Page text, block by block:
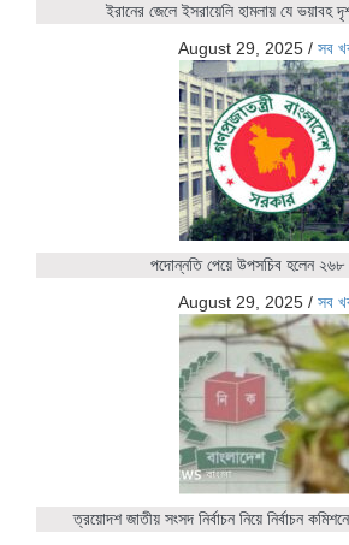
ইরানের জেলে ইসরায়েলি হামলায় যে ভয়াবহ
August 29, 2025 / সব
পদোন্নতি পেয়ে উপসচিব হলেন ২৬৮
August 29, 2025 / সব
ত্রয়োদশ জাতীয় সংসদ নির্বাচন নিয়ে নির্বাচন